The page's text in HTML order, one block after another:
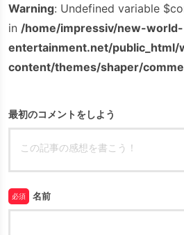
Warning: Undefined variable
in /home/impressiv/new-world-
entertainment.net/public_html/
content/themes/shaper/
最初のコメントをしよう
必須 名前